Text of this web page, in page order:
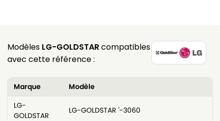
Modèles LG-GOLDSTARcompatibles
avec cette référence :
Marque
Modèle
LG-
GOLDSTAR
LG-GOLDSTAR '-3060